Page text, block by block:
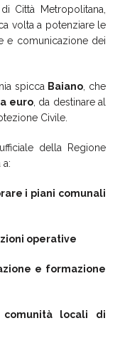
Città Metropolitana,
volta a potenziare le
e comunicazione dei
spicca Baiano , che
euro, da destinare al
Civile.
della Regione
i piani comunali
operative
e formazione
locali di